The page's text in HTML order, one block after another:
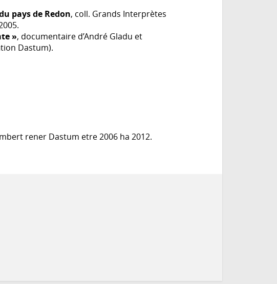
pays de Redon, coll. Grands Interprètes
», documentaire d’André Gladu et
Dastum).
rener Dastum etre 2006 ha 2012.